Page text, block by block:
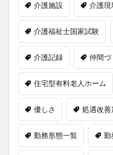
介護施設 介護現
介護福祉士国家試験
介護記録 仲間づ
住宅型有料老人ホーム
優しさ 処遇改善
勤務形態一覧 勤